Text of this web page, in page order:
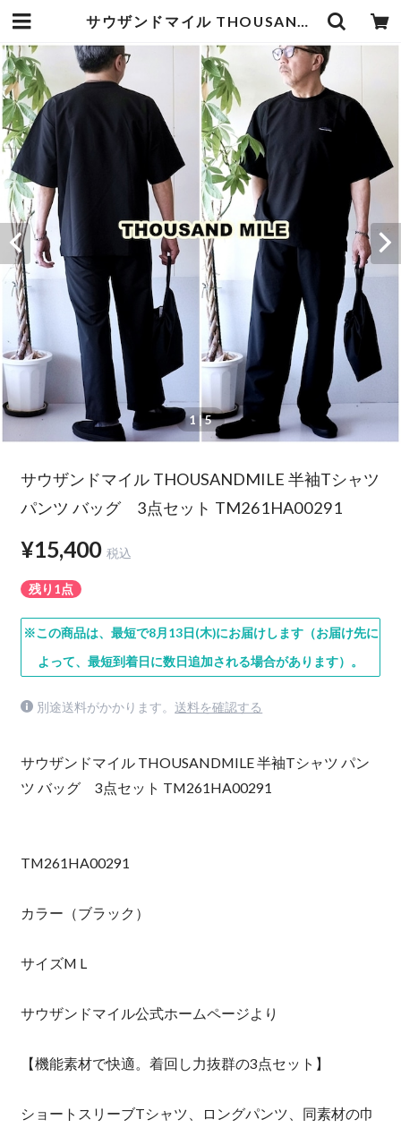
サウザンドマイル THOUSANDMILE 半袖Tシャツ パンツ バッグ 3点セット TM261HA00291 | bluelineshop
1| 5
サウザンドマイル THOUSANDMILE 半袖Tシャツ
パンツ バッグ 3点セット TM261HA00291
¥15,400 税込
残り1点
※この商品は、最短で8月13日(木)にお届けします（お届け先に
よって、最短到着日に数日追加される場合があります）。
別途送料がかかります。 送料を確認する
サウザンドマイル THOUSANDMILE 半袖Tシャツ パン
ツ バッグ 3点セット TM261HA00291
TM261HA00291
カラー（ブラック）
サイズM L
サウザンドマイル公式ホームページより
【機能素材で快適。着回し力抜群の3点セット】
ショートスリーブTシャツ、ロングパンツ、同素材の巾